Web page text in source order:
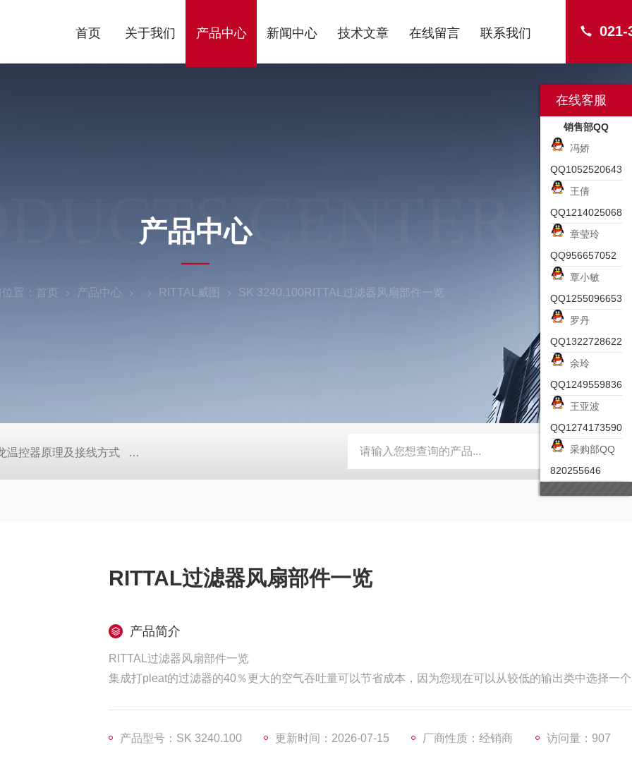
021-
首页 关于我们 产品中心 新闻中心 技术文章 在线留言 联系我们
CENTER
产品中心
置： 首页 产品中心 RITTAL威图 SK 3240.100RITTAL过滤器风扇部件一览
温控器原理及接线方式 日本SMC真空压力开关的中文资料ZK2-ZSEA-A *皮尔兹PILZ安全激光扫描仪 RZMO-TER-
RITTAL过滤器风扇部件一览
产品简介
RITTAL过滤器风扇部件一览
集成打pleat的过滤器的40％更大的空气吞吐量可以节省成本，因为您现在可以从较低的输出类中选择一
产品型号：SK 3240.100 更新时间：2026-07-15 厂商性质：经销商 访问量：907
在线客服
销售部QQ
冯娇
QQ1052520643
王倩
QQ1214025068
章莹玲
QQ956657052
覃小敏
QQ1255096653
罗丹
QQ1322728622
余玲
QQ1249559836
王亚波
QQ1274173590
采购部QQ
820255646